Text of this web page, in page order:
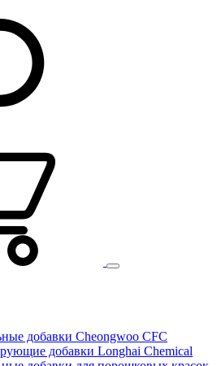
добавки Cheongwoo СFC
добавки Longhai Chemical